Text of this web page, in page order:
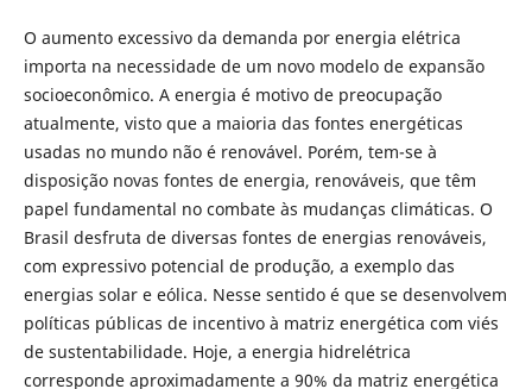
O aumento excessivo da demanda por energia elétrica
importa na necessidade de um novo modelo de expansão
socioeconômico. A energia é motivo de preocupação
atualmente, visto que a maioria das fontes energéticas
usadas no mundo não é renovável. Porém, tem-se à
disposição novas fontes de energia, renováveis, que têm
papel fundamental no combate às mudanças climáticas. O
Brasil desfruta de diversas fontes de energias renováveis,
com expressivo potencial de produção, a exemplo das
energias solar e eólica. Nesse sentido é que se desenvolvem
políticas públicas de incentivo à matriz energética com viés
de sustentabilidade. Hoje, a energia hidrelétrica
corresponde aproximadamente a 90% da matriz energética